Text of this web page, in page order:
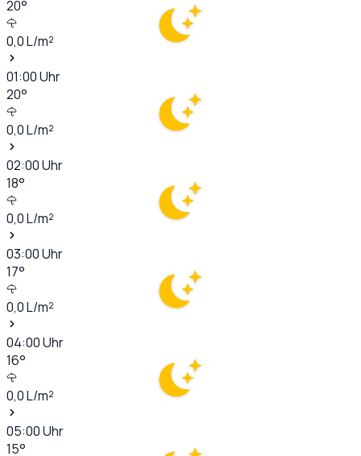
20°
0,0L/m²
01:00Uhr
20°
0,0L/m²
02:00Uhr
18°
0,0L/m²
03:00Uhr
17°
0,0L/m²
04:00Uhr
16°
0,0L/m²
05:00Uhr
15°